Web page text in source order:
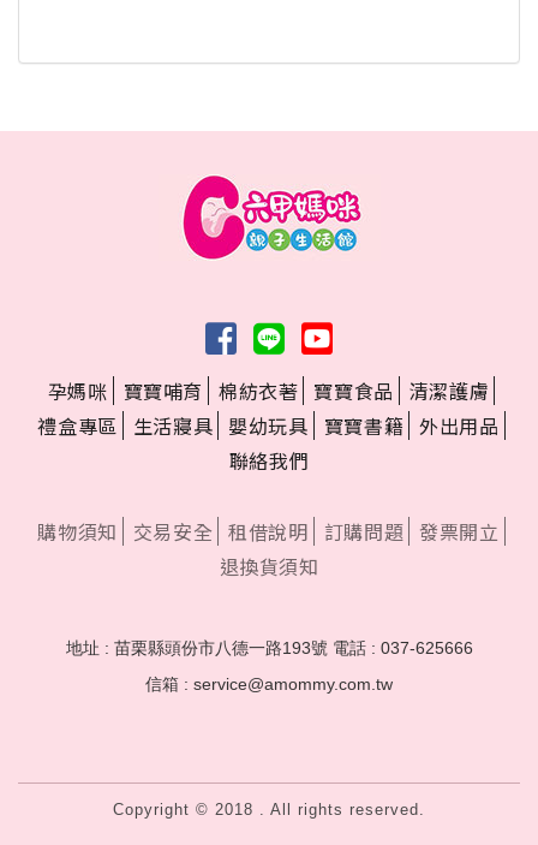
孕媽咪 寶寶哺育 棉紡衣著 寶寶食品
清潔護膚
禮盒專區
生活寢具 嬰幼玩具 寶寶書籍 外出用品
聯絡我們
購物須知 交易安全 租借說明 訂購問題 發票開立
退換貨須知
地址 : 苗栗縣頭份市八德一路193號 電話 : 037-625666
信箱 : service@amommy.com.tw
Copyright © 2018 . All rights reserved.